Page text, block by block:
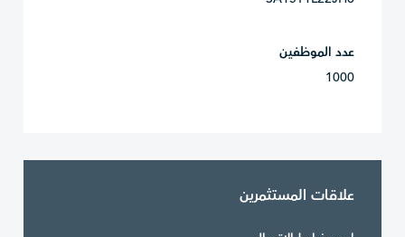
عدد الموظفين
1000
علاقات المستثمرين